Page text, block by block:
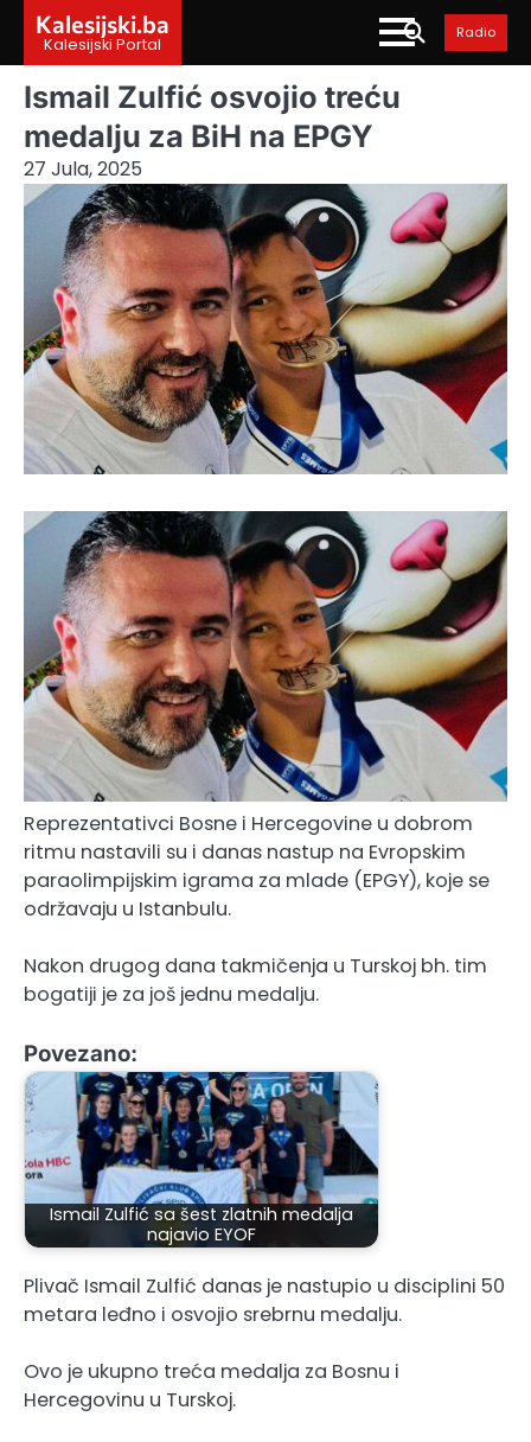
content
Kalesijski.ba
Kalesijski Portal
Radio
Ismail Zulfić osvojio treću
medalju za BiH na EPGY
27 Jula, 2025
Reprezentativci Bosne i Hercegovine u dobrom
ritmu nastavili su i danas nastup na Evropskim
paraolimpijskim igrama za mlade (EPGY), koje se
održavaju u Istanbulu.
Nakon drugog dana takmičenja u Turskoj bh. tim
bogatiji je za još jednu medalju.
Povezano:
Ismail Zulfić sa šest zlatnih medalja
najavio EYOF
Plivač Ismail Zulfić danas je nastupio u disciplini 50
metara leđno i osvojio srebrnu medalju.
Ovo je ukupno treća medalja za Bosnu i
Hercegovinu u Turskoj.